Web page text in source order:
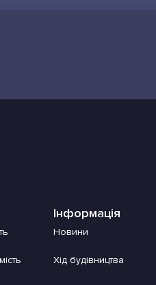
Інформація
Новини
Хід будівництва